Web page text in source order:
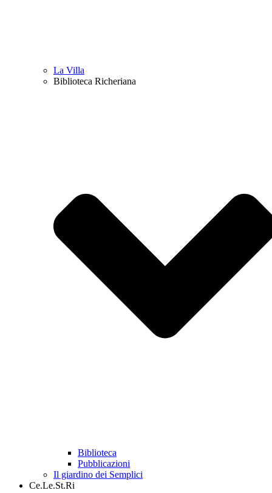
La Villa
Biblioteca Richeriana
Biblioteca
Pubblicazioni
Il giardino dei Semplici
Ce.Le.St.Ri